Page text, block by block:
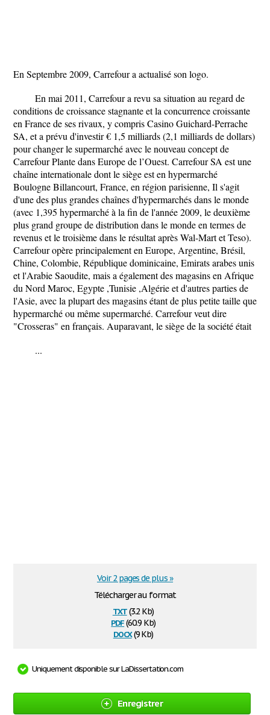
En Septembre 2009, Carrefour a actualisé son logo.
En mai 2011, Carrefour a revu sa situation au regard de
conditions de croissance stagnante et la concurrence croissante
en France de ses rivaux, y compris Casino Guichard-Perrache
SA, et a prévu d'investir € 1,5 milliards (2,1 milliards de dollars)
pour changer le supermarché avec le nouveau concept de
Carrefour Plante dans Europe de l’Ouest. Carrefour SA est une
chaîne internationale dont le siège est en hypermarché
Boulogne Billancourt, France, en région parisienne, Il s'agit
d'une des plus grandes chaînes d'hypermarchés dans le monde
(avec 1,395 hypermarché à la fin de l'année 2009, le deuxième
plus grand groupe de distribution dans le monde en termes de
revenus et le troisième dans le résultat après Wal-Mart et Teso).
Carrefour opère principalement en Europe, Argentine, Brésil,
Chine, Colombie, République dominicaine, Emirats arabes unis
et l'Arabie Saoudite, mais a également des magasins en Afrique
du Nord Maroc, Egypte ,Tunisie ,Algérie et d'autres parties de
l'Asie, avec la plupart des magasins étant de plus petite taille que
hypermarché ou même supermarché. Carrefour veut dire
"Crosseras" en français. Auparavant, le siège de la société était
...
Télécharger au format
txt(3.2 Kb)
pdf(60.9 Kb)
docx(9 Kb)
Voir 2 pages de plus »
Uniquement disponible sur LaDissertation.com
Enregistrer